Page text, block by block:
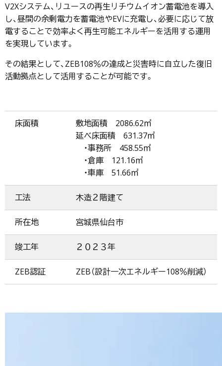
V2Xシステム、リユースの再生リチウムイオン蓄電池を導入
し、昼間の余剰電力を蓄電池やEVに充電し、必要に応じて放
電することで効率よく再生可能エネルギーを活用する運用
を実現しています。
その結果として、ZEB108％の達成と災害時に自立した復旧
活動拠点として活用することが可能です。
床面積
敷地面積 2086.62㎡
延べ床面積 631.37㎡
・事務所 458.55㎡
・倉庫 121.16㎡
・車庫 51.66㎡
工法 木造２階建て
所在地 宮城県仙台市
竣工年 ２０２３年
ZEB認証 ZEB（設計一次エネルギー108％削減）